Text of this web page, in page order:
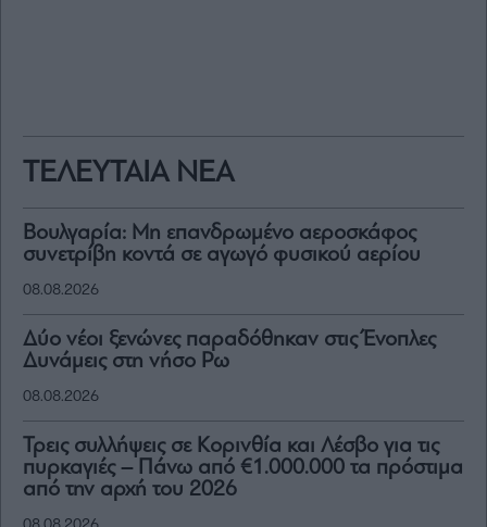
ΤΕΛΕΥΤΑΙΑ ΝΕΑ
Βουλγαρία: Μη επανδρωμένο αεροσκάφος
συνετρίβη κοντά σε αγωγό φυσικού αερίου
08.08.2026
Δύο νέοι ξενώνες παραδόθηκαν στις Ένοπλες
Δυνάμεις στη νήσο Ρω
08.08.2026
Τρεις συλλήψεις σε Κορινθία και Λέσβο για τις
πυρκαγιές – Πάνω από €1.000.000 τα πρόστιμα
από την αρχή του 2026